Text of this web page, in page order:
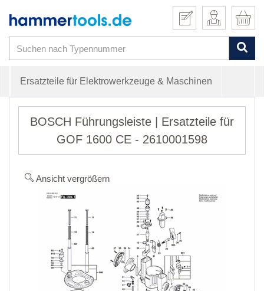
Ersatzteile für Elektrowerkzeuge & Maschinen
BOSCH Führungsleiste | Ersatzteile für
GOF 1600 CE - 2610001598
Ansicht vergrößern